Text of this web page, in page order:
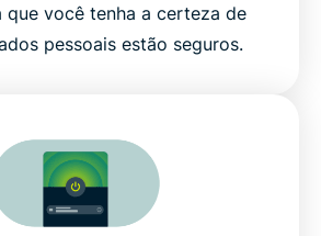
que você tenha a certeza de
pessoais estão seguros.